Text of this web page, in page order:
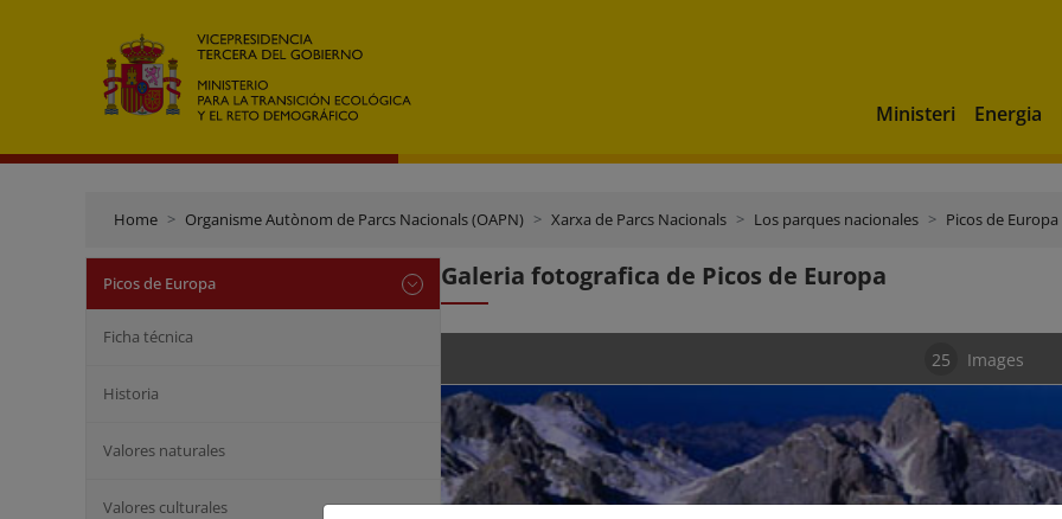
Ministeri Energia
Home Organisme Autònom de Parcs Nacionals (OAPN) Xarxa de Parcs Nacionals Los parques nacionales Picos de Europa
Picos de Europa
Ficha técnica
Historia
Valores naturales
Valores culturales
Galeria fotografica de Picos de Europa
25 Images